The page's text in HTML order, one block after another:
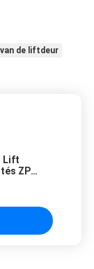
de liftdeur
Lift
ZP